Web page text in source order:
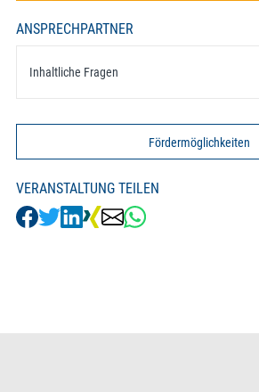
ANSPRECHPARTNER
Inhaltliche Fragen
Fördermöglichkeiten
VERANSTALTUNG TEILEN